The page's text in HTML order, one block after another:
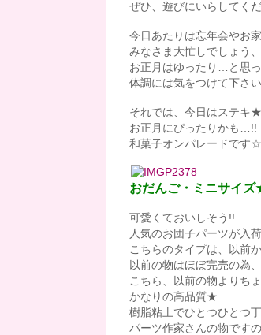
ぜひ、遊びにいらしてくだ
今日あたりは忘年会やお
みなさま大忙しでしょう、
お正月はゆったり…と思
体調には気をつけて下さ
それでは、今日はステキ
お正月にぴったりかも…!!
和菓子オンパレードです☆
おだんご・ミニサイ
可愛くておいしそう!!
人気のお団子パーツが入
こちらのタイプは、以前
以前の物はほぼ完売の為
こちら、以前の物よりち
かなりの高品質★
樹脂粘土でひとつひとつ
パーツ作家さんの物です